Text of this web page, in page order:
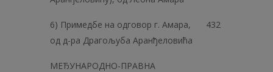
6) Примедбе на одговор г. Амара,
од д-ра Драгољуба Аранђеловића
432
МЕЂУНАРОДНО-ПРАВНА